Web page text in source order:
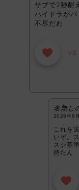
サブで2秒耐
ハイドラが
不尽だわ
+4
名無し
2026年6
これを
いぞ。
スシ基
持たん